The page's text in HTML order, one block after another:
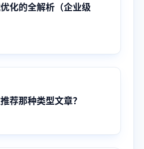
化的全解析（企业级
荐那种类型文章？